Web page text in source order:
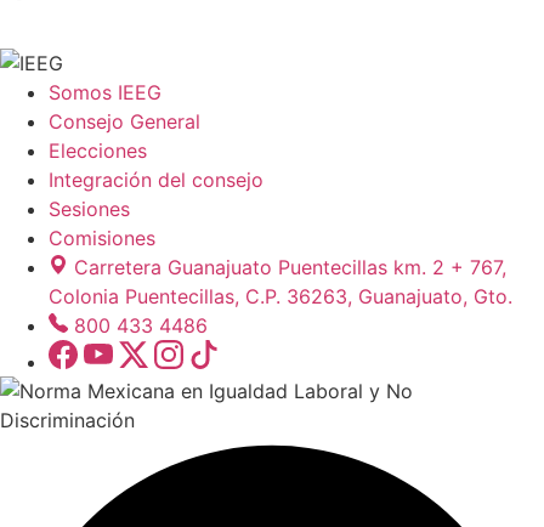
Somos IEEG
Consejo General
Elecciones
Integración del consejo
Sesiones
Comisiones
Carretera Guanajuato Puentecillas km. 2 + 767,
Colonia Puentecillas, C.P. 36263, Guanajuato, Gto.
800 433 4486